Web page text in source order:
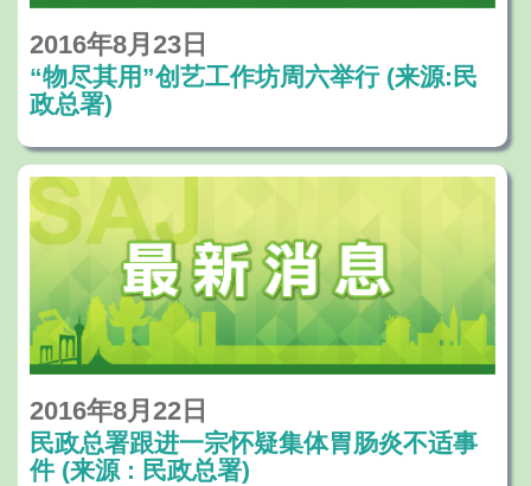
2016年8月23日
“物尽其用”创艺工作坊周六举行 (来源:民
政总署)
2016年8月22日
民政总署跟进一宗怀疑集体胃肠炎不适事
件 (来源 : 民政总署)